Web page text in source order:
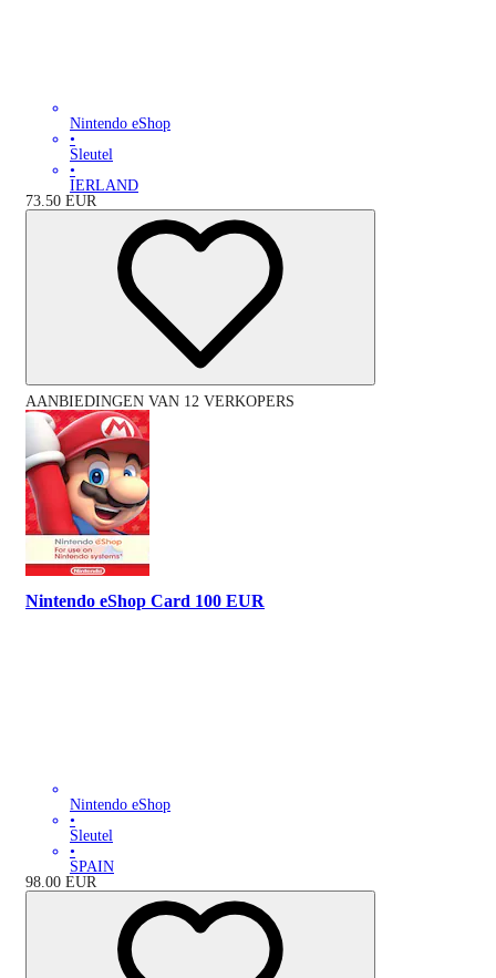
Nintendo eShop
•
Sleutel
•
IERLAND
73.50 EUR
AANBIEDINGEN VAN 12 VERKOPERS
Nintendo eShop Card 100 EUR
Nintendo eShop
•
Sleutel
•
SPAIN
98.00 EUR